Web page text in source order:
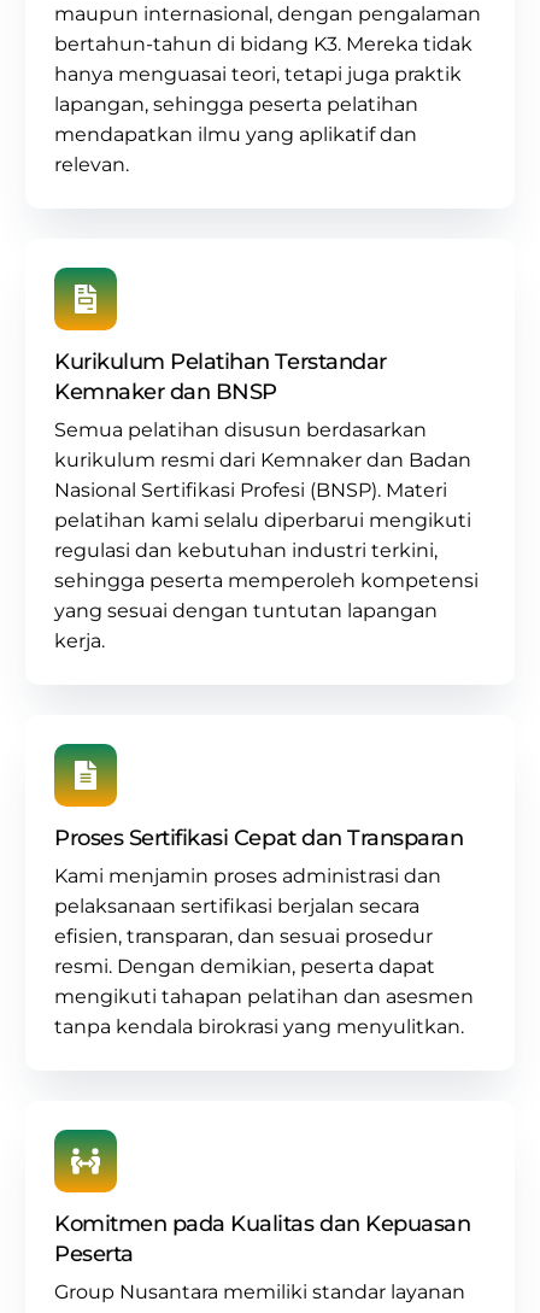
maupun internasional, dengan pengalaman
bertahun-tahun di bidang K3. Mereka tidak
hanya menguasai teori, tetapi juga praktik
lapangan, sehingga peserta pelatihan
mendapatkan ilmu yang aplikatif dan
relevan.
Kurikulum Pelatihan Terstandar
Kemnaker dan BNSP
Semua pelatihan disusun berdasarkan
kurikulum resmi dari Kemnaker dan Badan
Nasional Sertifikasi Profesi (BNSP). Materi
pelatihan kami selalu diperbarui mengikuti
regulasi dan kebutuhan industri terkini,
sehingga peserta memperoleh kompetensi
yang sesuai dengan tuntutan lapangan
kerja.
Proses Sertifikasi Cepat dan Transparan
Kami menjamin proses administrasi dan
pelaksanaan sertifikasi berjalan secara
efisien, transparan, dan sesuai prosedur
resmi. Dengan demikian, peserta dapat
mengikuti tahapan pelatihan dan asesmen
tanpa kendala birokrasi yang menyulitkan.
Komitmen pada Kualitas dan Kepuasan
Peserta
Group Nusantara memiliki standar layanan